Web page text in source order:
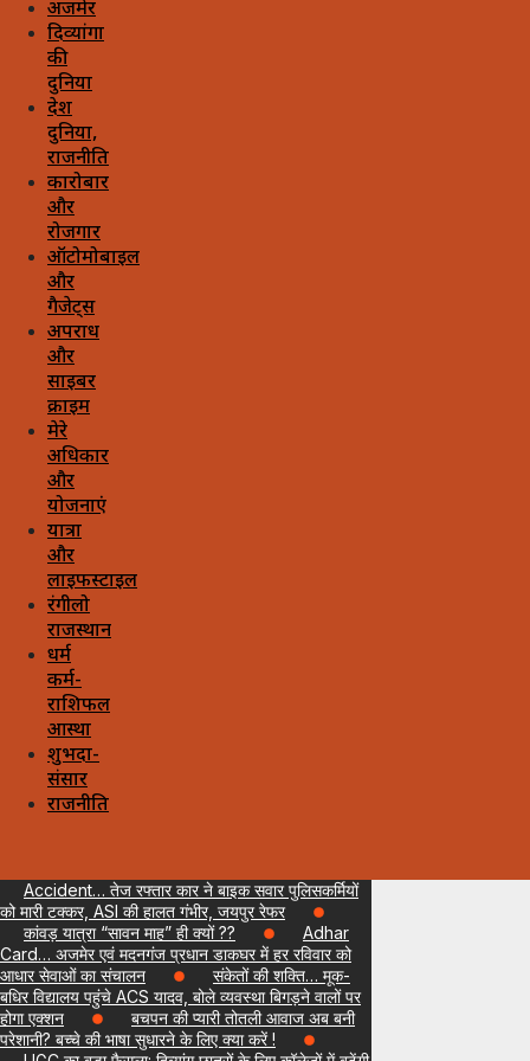
अजमेर
दिव्यांगों
की
दुनिया
देश
दुनिया,
राजनीति
कारोबार
और
रोजगार
ऑटोमोबाइल
और
गैजेट्स
अपराध
और
साइबर
क्राइम
मेरे
अधिकार
और
योजनाएं
यात्रा
और
लाइफस्टाइल
रंगीलो
राजस्थान
धर्म
कर्म-
राशिफल
आस्था
शुभदा-
संसार
राजनीति
Accident… तेज रफ्तार कार ने बाइक सवार पुलिसकर्मियों
को मारी टक्कर, ASI की हालत गंभीर, जयपुर रेफर
कांवड़ यात्रा “सावन माह” ही क्यों ??
Adhar
Card… अजमेर एवं मदनगंज प्रधान डाकघर में हर रविवार को
आधार सेवाओं का संचालन
संकेतों की शक्ति… मूक-
बधिर विद्यालय पहुंचे ACS यादव, बोले व्यवस्था बिगड़ने वालों पर
होगा एक्शन
बचपन की प्यारी तोतली आवाज अब बनी
परेशानी? बच्चे की भाषा सुधारने के लिए क्या करें !